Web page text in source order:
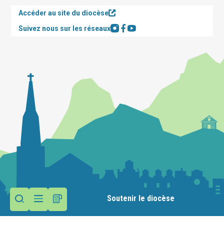
Soutenir le diocèse
Accéder au site du diocèse
Suivez nous sur les réseaux